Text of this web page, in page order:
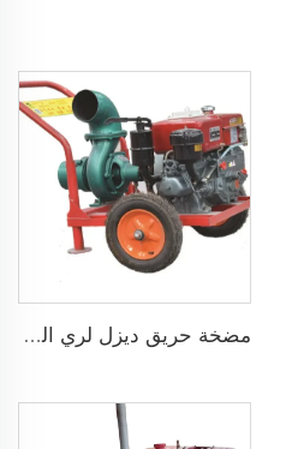
مضخة حريق ديزل لري الزراعة